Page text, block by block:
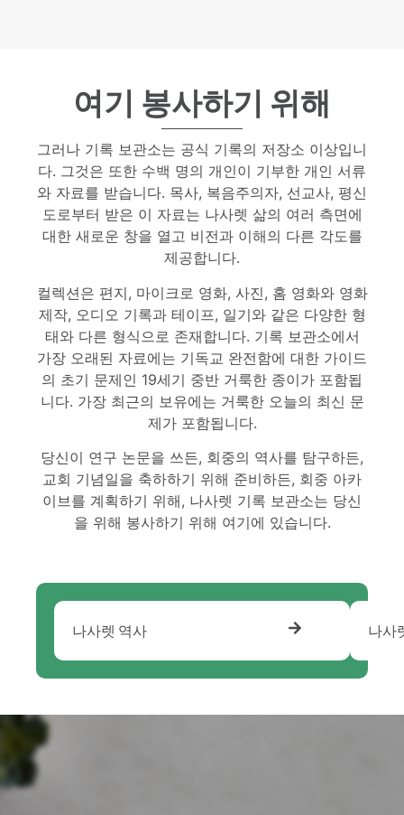
여기 봉사하기 위해
그러나 기록 보관소는 공식 기록의 저장소 이상입니
다. 그것은 또한 수백 명의 개인이 기부한 개인 서류
와 자료를 받습니다. 목사, 복음주의자, 선교사, 평신
도로부터 받은 이 자료는 나사렛 삶의 여러 측면에
대한 새로운 창을 열고 비전과 이해의 다른 각도를
제공합니다.
컬렉션은 편지, 마이크로 영화, 사진, 홈 영화와 영화
제작, 오디오 기록과 테이프, 일기와 같은 다양한 형
태와 다른 형식으로 존재합니다. 기록 보관소에서
가장 오래된 자료에는 기독교 완전함에 대한 가이드
의 초기 문제인 19세기 중반 거룩한 종이가 포함됩
니다. 가장 최근의 보유에는 거룩한 오늘의 최신 문
제가 포함됩니다.
당신이 연구 논문을 쓰든, 회중의 역사를 탐구하든,
교회 기념일을 축하하기 위해 준비하든, 회중 아카
이브를 계획하기 위해, 나사렛 기록 보관소는 당신
을 위해 봉사하기 위해 여기에 있습니다.
나사렛 역사 나사